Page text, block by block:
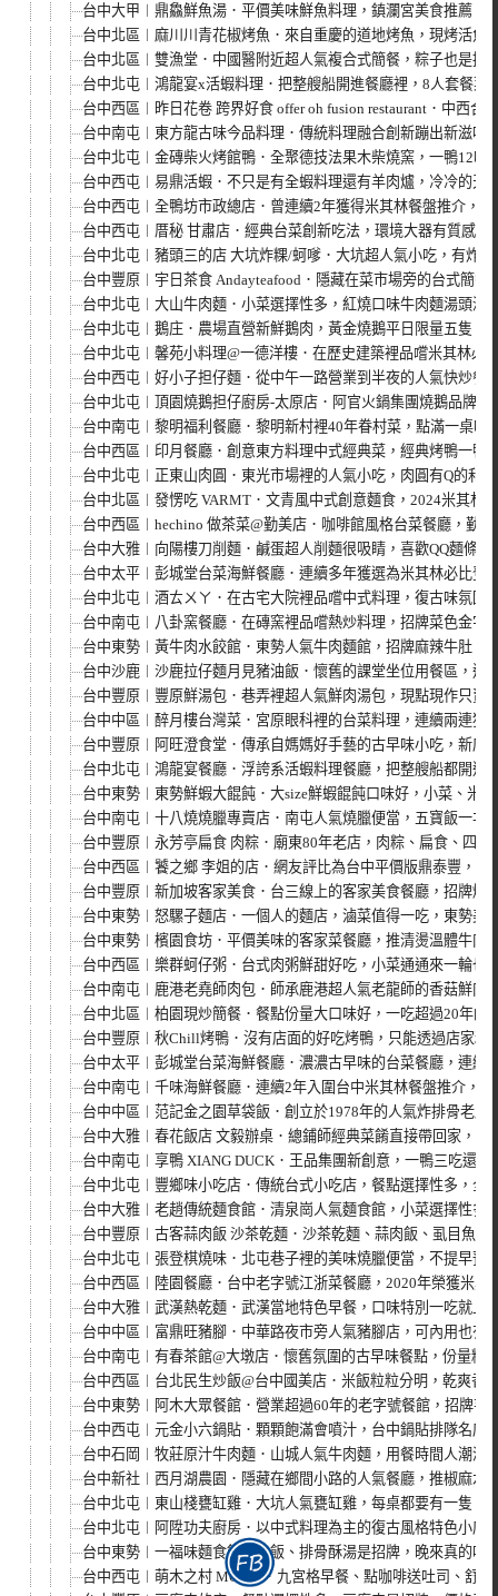
台中大甲︱鼎鱻鮮魚湯．平價美味鮮魚料理，鎮瀾宮美食推薦
台中北區︱麻川川青花椒烤魚．來自重慶的道地烤魚，現烤活魚
台中北區︱雙漁堂．中國醫附近超人氣複合式簡餐，粽子也是招
台中北屯︱鴻龍宴x活蝦料理．把整艘船開進餐廳裡，8人套餐菜
台中西區︱昨日花卷 跨界好食 offer oh fusion restaurant．中西
台中南屯︱東方龍古味今品料理．傳統料理融合創新蹦出新滋味
台中北屯︱金磚柴火烤館鴨．全聚德技法果木柴燒窯，一鴨12吃
台中西屯︱易鼎活蝦．不只是有全蝦料理還有羊肉爐，冷冷的天
台中西屯︱全鴨坊市政總店．曾連續2年獲得米其林餐盤推介，
台中西屯︱厝秘 甘肅店．經典台菜創新吃法，環境大器有質感，
台中北屯︱豬頭三的店 大坑炸粿/蚵嗲．大坑超人氣小吃，有炸
台中豐原︱宇日茶食 Andayteafood．隱藏在菜市場旁的台式簡餐
台中北屯︱大山牛肉麵．小菜選擇性多，紅燒口味牛肉麵湯頭濃
台中北屯︱鵝庄．農場直營新鮮鵝肉，黃金燒鵝平日限量五隻，
台中北屯︱馨苑小料理@一德洋樓．在歷史建築裡品嚐米其林必
台中西屯︱好小子担仔麵．從中午一路營業到半夜的人氣快炒餐
台中北屯︱頂園燒鵝担仔廚房-太原店．阿官火鍋集團燒鵝品牌
台中南屯︱黎明福利餐廳．黎明新村裡40年眷村菜，點滿一桌吃
台中西區︱印月餐廳．創意東方料理中式經典菜，經典烤鴨一鴨
台中北屯︱正東山肉圓．東光市場裡的人氣小吃，肉圓有Q的和
台中北區︱發愣吃 VARMT．文青風中式創意麵食，2024米其林
台中西區︱hechino 做茶菜@勤美店．咖啡館風格台菜餐廳，勤
台中大雅︱向陽樓刀削麵．鹹蛋超人削麵很吸睛，喜歡QQ麵條的
台中太平︱彭城堂台菜海鮮餐廳．連續多年獲選為米其林必比登
台中北屯︱酒ㄊㄨㄚ．在古宅大院裡品嚐中式料理，復古味氛圍
台中南屯︱八卦窯餐廳．在磚窯裡品嚐熱炒料理，招牌菜色金字
台中東勢︱黃牛肉水餃館．東勢人氣牛肉麵館，招牌麻辣牛肚、
台中沙鹿︱沙鹿拉仔麵月見豬油飯．懷舊的課堂坐位用餐區，還
台中豐原︱豐原鮮湯包．巷弄裡超人氣鮮肉湯包，現點現作只賣
台中中區︱醉月樓台灣菜．宮原眼科裡的台菜料理，連續兩連獲
台中豐原︱阿旺澄食堂．傳承自媽媽好手藝的古早味小吃，新店
台中北屯︱鴻龍宴餐廳．浮誇系活蝦料理餐廳，把整艘船都開進
台中東勢︱東勢鮮蝦大餛飩．大size鮮蝦餛飩口味好，小菜、米
台中南屯︱十八燒燒臘專賣店．南屯人氣燒臘便當，五寶飯一次
台中豐原︱永芳亭扁食 肉粽．廟東80年老店，肉粽、扁食、四神
台中西區︱饕之鄉 李姐的店．網友評比為台中平價版鼎泰豐，
台中豐原︱新加坡客家美食．台三線上的客家美食餐廳，招牌燜
台中東勢︱怒騾子麵店．一個人的麵店，滷菜值得一吃，東勢美
台中東勢︱檳園食坊．平價美味的客家菜餐廳，推清燙溫體牛肉
台中西區︱樂群蚵仔粥．台式肉粥鮮甜好吃，小菜通通來一輪也
台中南屯︱鹿港老堯師肉包．師承鹿港超人氣老龍師的香菇鮮肉
台中北區︱柏園現炒簡餐．餐點份量大口味好，一吃超過20年的
台中豐原︱秋Chill烤鴨．沒有店面的好吃烤鴨，只能透過店家粉
台中太平︱彭城堂台菜海鮮餐廳．濃濃古早味的台菜餐廳，連續
台中南屯︱千味海鮮餐廳．連續2年入圍台中米其林餐盤推介，
台中中區︱范記金之園草袋飯．創立於1978年的人氣炸排骨老
台中大雅︱春花飯店 文毅辦桌．總鋪師經典菜餚直接帶回家，
台中南屯︱享鴨 XIANG DUCK．王品集團新創意，一鴨三吃還
台中北屯︱豐鄉味小吃店．傳統台式小吃店，餐點選擇性多，全
台中大雅︱老趙傳統麵食館．清泉崗人氣麵食館，小菜選擇性多
台中豐原︱古客蒜肉飯 沙茶乾麵．沙茶乾麵、蒜肉飯、虱目魚肚
台中北屯︱張登棋燒味．北屯巷子裡的美味燒臘便當，不提早預
台中西區︱陸園餐廳．台中老字號江浙菜餐廳，2020年榮獲米其
台中大雅︱武漢熱乾麵．武漢當地特色早餐，口味特別一吃就上
台中中區︱富鼎旺豬腳．中華路夜市旁人氣豬腳店，可內用也有
台中南屯︱有春茶館@大墩店．懷舊氛圍的古早味餐點，份量精
台中西區︱台北民生炒飯@台中國美店．米飯粒粒分明，乾爽香
台中東勢︱阿木大眾餐館．營業超過60年的老字號餐館，招牌芋
台中西屯︱元金小六鍋貼．顆顆飽滿會噴汁，台中鍋貼排隊名店
台中石岡︱牧莊原汁牛肉麵．山城人氣牛肉麵，用餐時間人潮滿
台中新社︱西月湖農園．隱藏在鄉間小路的人氣餐廳，推椒麻水
台中北屯︱東山棧甕缸雞．大坑人氣甕缸雞，每桌都要有一隻，
台中北屯︱阿陞功夫廚房．以中式料理為主的復古風格特色小店
台中東勢︱一福味麵食館．油飯、排骨酥湯是招牌，晚來真的吃
台中西屯︱萌木之村 MOMU．九宮格早餐、點咖啡送吐司、舒